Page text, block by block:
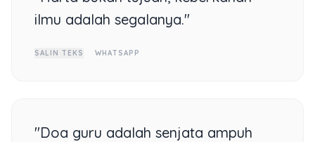
ilmu adalah segalanya."
SALIN TEKS WHATSAPP
"Doa guru adalah senjata ampuh